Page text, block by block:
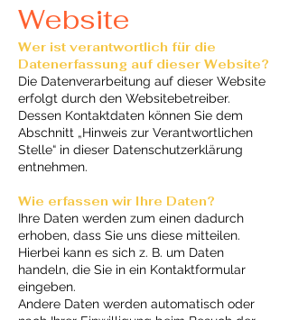
Website
Wer ist verantwortlich für die
Datenerfassung auf dieser Website?
Die Datenverarbeitung auf dieser Website
erfolgt durch den Websitebetreiber.
Dessen Kontaktdaten können Sie dem
Abschnitt „Hinweis zur Verantwortlichen
Stelle“ in dieser Datenschutzerklärung
entnehmen.
Wie erfassen wir Ihre Daten?
Ihre Daten werden zum einen dadurch
erhoben, dass Sie uns diese mitteilen.
Hierbei kann es sich z. B. um Daten
handeln, die Sie in ein Kontaktformular
eingeben.
Andere Daten werden automatisch oder